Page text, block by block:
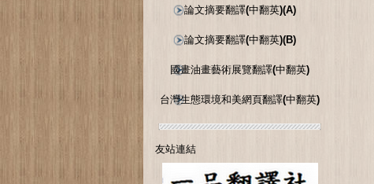
論文摘要翻譯(中翻英)(A)
論文摘要翻譯(中翻英)(B)
國畫油畫藝術展覽翻譯(中翻英)
台灣生態環境和美網頁翻譯(中翻英)
友站連結